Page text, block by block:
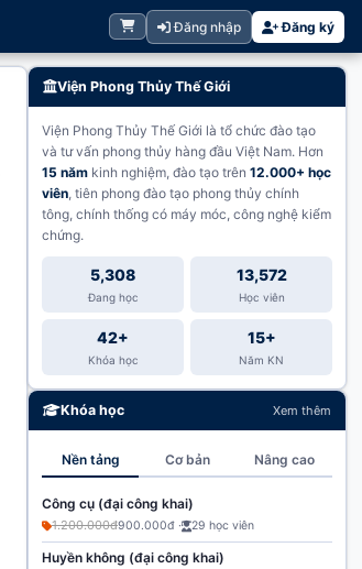
Đăng nhập Đăng ký
Viện Phong Thủy Thế Giới
Viện Phong Thủy Thế Giới là tổ chức đào tạo
và tư vấn phong thủy hàng đầu Việt Nam. Hơn
15 năm kinh nghiệm, đào tạo trên 12.000+ học
viên, tiên phong đào tạo phong thủy chính
tông, chính thống có máy móc, công nghệ kiểm
chứng.
5,308
Đang học
13,572
Học viên
42+
Khóa học
15+
Năm KN
Khóa học Xem thêm
Nền tảng Cơ bản Nâng cao
Công cụ (đại công khai)
1.200.000đ900.000đ · 29 học viên
Huyền không (đại công khai)